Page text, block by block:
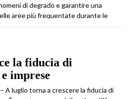
di degrado e garantire una
aree più frequentate durante le
la fiducia di
imprese
A luglio torna a crescere la fiducia di